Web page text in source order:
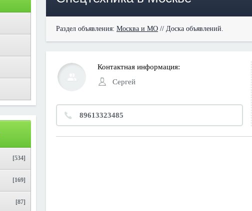
[534]
[169]
[87]
Раздел объявления: Москва и МО // Доска объявлений.
Контактная информация:
Сергей
89613323485